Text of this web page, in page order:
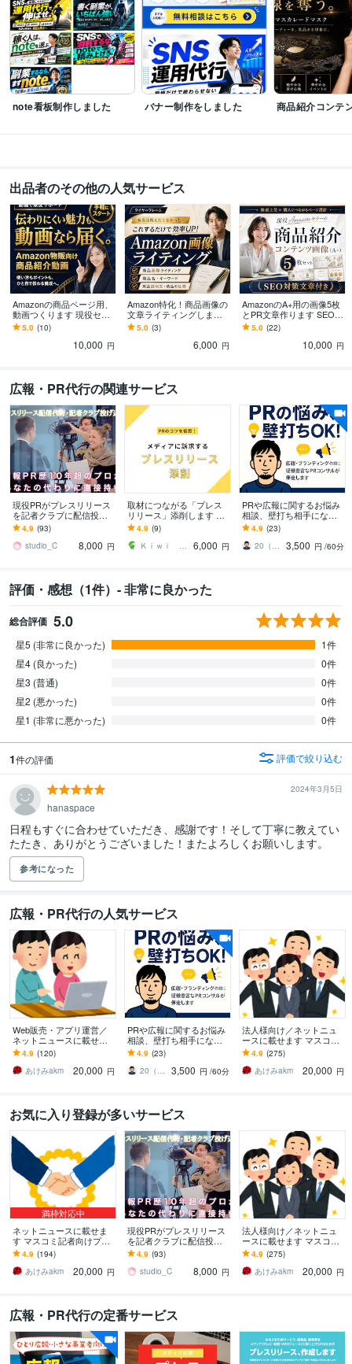
note看板制作しました バナー制作をしました 商品紹介コンテ
出品者のその他の人気サービス
Amazonの商品ページ用、
動画つくります 現役セラ
ーが製作する、簡単なお
任せ動画サービスになり
5.0 (10)
10,000 円
Amazon特化！商品画像の
文章ライティングします
文章悪いと売れません！
訴求点ワイヤーフレーム
5.0 (3)
6,000 円
AmazonのA+用の画像5枚
とPR文章作ります SEO対
策が考慮されたA+用の説
明文もおまけでお付けし
5.0 (22)
10,000 円
広報・PR代行の関連サービス
現役PRがプレスリリース
を記者クラブに配信投込
ます 海外ブランド〜個人
起業家まで！20社以上に
直接手待ちします
4.9 (93)
studio_C
8,000 円
取材につながる「プレス
リリース」添削します 同
じ商品でも、メディアに
よって響く内容は違いま
す！
4.9 (9)
Ｋｉｗｉ ＰＲ合同会社
6,000 円
PRや広報に関するお悩み
相談、壁打ち相手になり
ます 業界経験20年以上の
PRコンサルタントがお悩
みに乗ります！
4.9 (23)
20（トゥエンティ）｜PRコンサルタント
3,500 円 /60分
評価・感想（1件）- 非常に良かった
総合評価 5.0
星5 (非常に良かった)
1件
星4 (良かった)
0件
星3 (普通)
0件
星2 (悪かった)
0件
星1 (非常に悪かった)
0件
1件の評価 評価で絞り込む
2024年3月5日
hanaspace
日程もすぐに合わせていただき、感謝です！そして丁寧に教えてい
たたき、ありがとうございました！またよろしくお願いします。
参考になった
広報・PR代行の人気サービス
Web販売・アプリ運営／
ネットニュースに載せま
す マスコミ記者向けプレ
スリリース代行！
4.9 (120)
あけみakm
20,000 円
PRや広報に関するお悩み
相談、壁打ち相手になり
ます 業界経験20年以上の
PRコンサルタントがお悩
みに乗ります！
4.9 (23)
20（トゥエンティ）｜PRコンサルタント
3,500 円 /60分
法人様向け／ネットニュ
ースに載せます マスコミ
記者向けプレスリリース
代行！
4.9 (275)
あけみakm
20,000 円
お気に入り登録が多いサービス
満枠対応中
ネットニュースに載せま
す マスコミ記者向けプレ
スリリース代行！【全
般・その他】
4.9 (194)
あけみakm
20,000 円
現役PRがプレスリリース
を記者クラブに配信投込
ます 海外ブランド〜個人
起業家まで！20社以上に
直接手待ちします
4.9 (93)
studio_C
8,000 円
法人様向け／ネットニュ
ースに載せます マスコミ
記者向けプレスリリース
代行！
4.9 (275)
あけみakm
20,000 円
広報・PR代行の定番サービス